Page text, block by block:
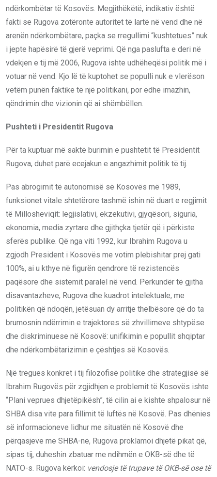
ndërkombëtar të Kosovës. Megjithëkëtë, indikativ është
fakti se Rugova zotëronte autoritet të lartë në vend dhe në
arenën ndërkombëtare, paçka se rregullimi “kushtetues” nuk
i jepte hapësirë të gjerë veprimi. Që nga paslufta e deri në
vdekjen e tij më 2006, Rugova ishte udhëheqësi politik më i
votuar në vend. Kjo lë të kuptohet se populli nuk e vlerëson
vetëm punën faktike të një politikani, por edhe imazhin,
qëndrimin dhe vizionin që ai shëmbëllen.
Pushteti i Presidentit Rugova
Për ta kuptuar më saktë burimin e pushtetit të Presidentit
Rugova, duhet parë ecejakun e angazhimit politik të tij.
Pas abrogimit të autonomisë së Kosovës më 1989,
funksionet vitale shtetërore tashmë ishin në duart e regjimit
të Millosheviqit: legjislativi, ekzekutivi, gjyqësori, siguria,
ekonomia, media zyrtare dhe gjithçka tjetër që i përkiste
sferës publike. Që nga viti 1992, kur Ibrahim Rugova u
zgjodh President i Kosovës me votim plebishitar prej gati
100%, ai u kthye në figurën qendrore të rezistencës
paqësore dhe sistemit paralel në vend. Përkundër të gjitha
disavantazheve, Rugova dhe kuadrot intelektuale, me
politikën që ndoqën, jetësuan dy arritje thelbësore që do ta
brumosnin ndërrimin e trajektores së zhvillimeve shtypëse
dhe diskriminuese në Kosovë: unifikimin e popullit shqiptar
dhe ndërkombëtarizimin e çështjes së Kosovës.
Një tregues konkret i tij filozofisë politike dhe strategjisë së
Ibrahim Rugovës për zgjidhjen e problemit të Kosovës ishte
“Plani veprues dhjetëpikësh”, të cilin ai e kishte shpalosur në
SHBA disa vite para fillimit të luftës në Kosovë. Pas dhënies
së informacioneve lidhur me situatën në Kosovë dhe
përqasjeve me SHBA-në, Rugova proklamoi dhjetë pikat që,
sipas tij, duheshin zbatuar me ndihmën e OKB-së dhe të
NATO-s. Rugova kërkoi: vendosje të trupave të OKB-së ose të